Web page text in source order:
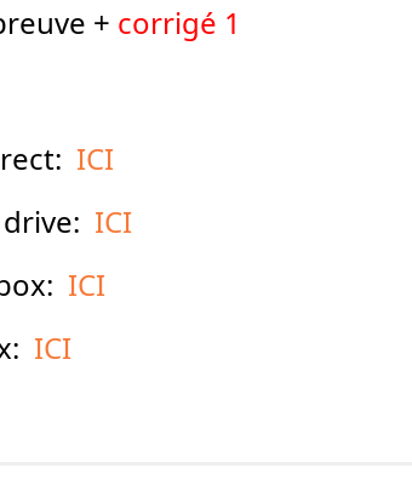
+ corrigé 1
ICI
ICI
ICI
ICI